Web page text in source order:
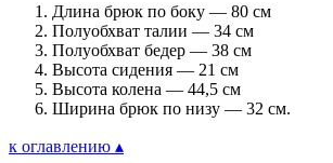
Длина брюк по боку — 80 см
Полуобхват талии — 34 см
Полуобхват бедер — 38 см
Высота сидения — 21 см
Высота колена — 44,5 см
Ширина брюк по низу — 32 см.
к оглавлению ▴